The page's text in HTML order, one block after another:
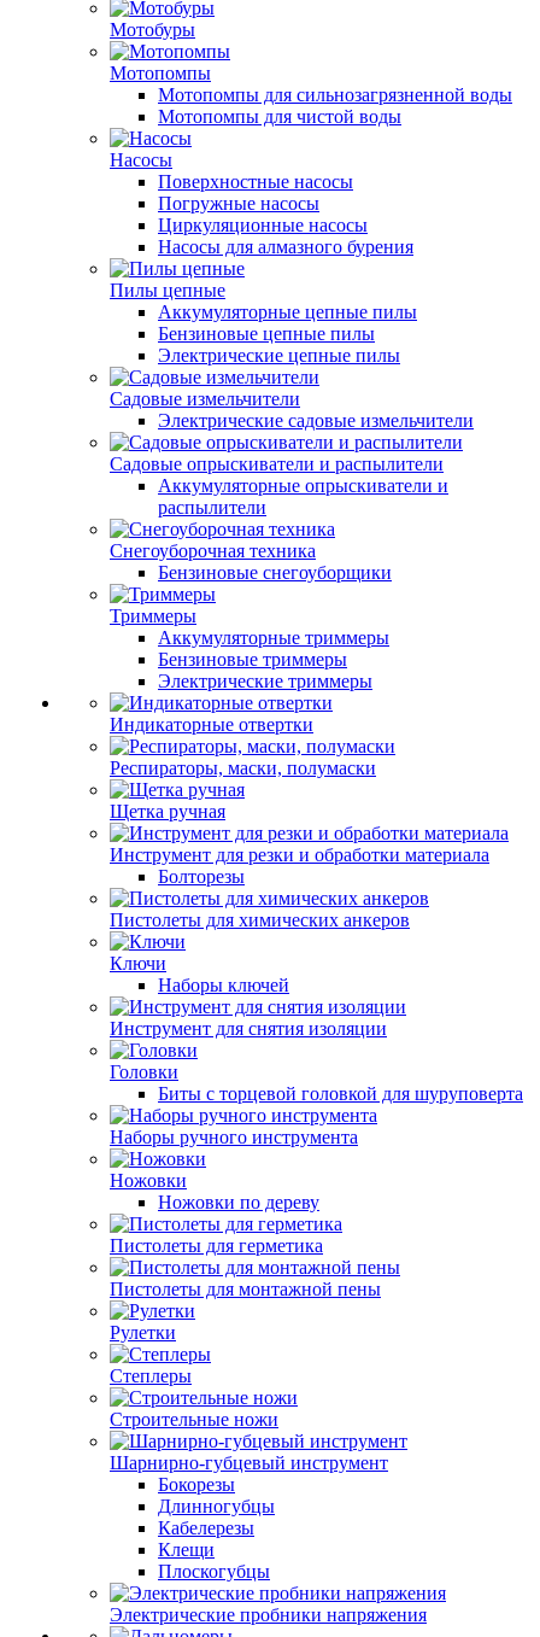
Мотобуры
Мотопомпы
Мотопомпы для сильнозагрязненной воды
Мотопомпы для чистой воды
Насосы
Поверхностные насосы
Погружные насосы
Циркуляционные насосы
Насосы для алмазного бурения
Пилы цепные
Аккумуляторные цепные пилы
Бензиновые цепные пилы
Электрические цепные пилы
Садовые измельчители
Электрические садовые измельчители
Садовые опрыскиватели и распылители
Аккумуляторные опрыскиватели и
распылители
Снегоуборочная техника
Бензиновые снегоуборщики
Триммеры
Аккумуляторные триммеры
Бензиновые триммеры
Электрические триммеры
Индикаторные отвертки
Респираторы, маски, полумаски
Щетка ручная
Инструмент для резки и обработки материала
Болторезы
Пистолеты для химических анкеров
Ключи
Наборы ключей
Инструмент для снятия изоляции
Головки
Биты с торцевой головкой для шуруповерта
Наборы ручного инструмента
Ножовки
Ножовки по дереву
Пистолеты для герметика
Пистолеты для монтажной пены
Рулетки
Степлеры
Строительные ножи
Шарнирно-губцевый инструмент
Бокорезы
Длинногубцы
Кабелерезы
Клещи
Плоскогубцы
Электрические пробники напряжения